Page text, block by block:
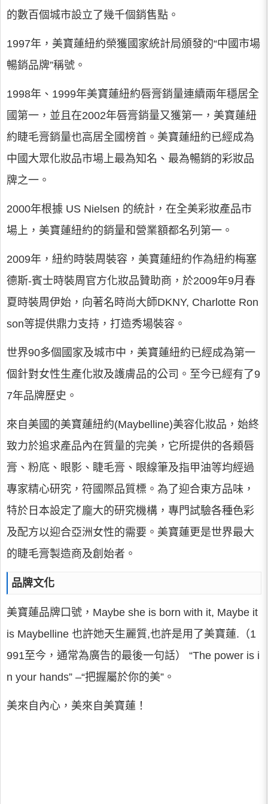
的數百個城市設立了幾千個銷售點。
1997年，美寶蓮紐約榮獲國家統計局頒發的“中國市場
暢銷品牌”稱號。
1998年、1999年美寶蓮紐約唇膏銷量連續兩年穩居全
國第一，並且在2002年唇膏銷量又獲第一，美寶蓮紐
約睫毛膏銷量也高居全國榜首。美寶蓮紐約已經成為
中國大眾化妝品市場上最為知名、最為暢銷的彩妝品
牌之一。
2000年根據 US Nielsen 的統計，在全美彩妝產品市
場上，美寶蓮紐約的銷量和營業額都名列第一。
2009年，紐約時裝周裝容，美寶蓮紐約作為紐約梅塞
德斯-賓士時裝周官方化妝品贊助商，於2009年9月春
夏時裝周伊始，向著名時尚大師DKNY, Charlotte Ron
son等提供鼎力支持，打造秀場裝容。
世界90多個國家及城市中，美寶蓮紐約已經成為第一
個針對女性生產化妝及護膚品的公司。至今已經有了9
7年品牌歷史。
來自美國的美寶蓮紐約(Maybelline)美容化妝品，始終
致力於追求產品內在質量的完美，它所提供的各類唇
膏、粉底、眼影、睫毛膏、眼線筆及指甲油等均經過
專家精心研究，符國際品質標。為了迎合東方品味，
特於日本設定了龐大的研究機構，專門試驗各種色彩
及配方以迎合亞洲女性的需要。美寶蓮更是世界最大
的睫毛膏製造商及創始者。
品牌文化
美寶蓮品牌口號，Maybe she is born with it, Maybe it
is Maybelline 也許她天生麗質,也許是用了美寶蓮.（1
991至今，通常為廣告的最後一句話） “The power is i
n your hands” –“把握屬於你的美”。
美來自內心，美來自美寶蓮！